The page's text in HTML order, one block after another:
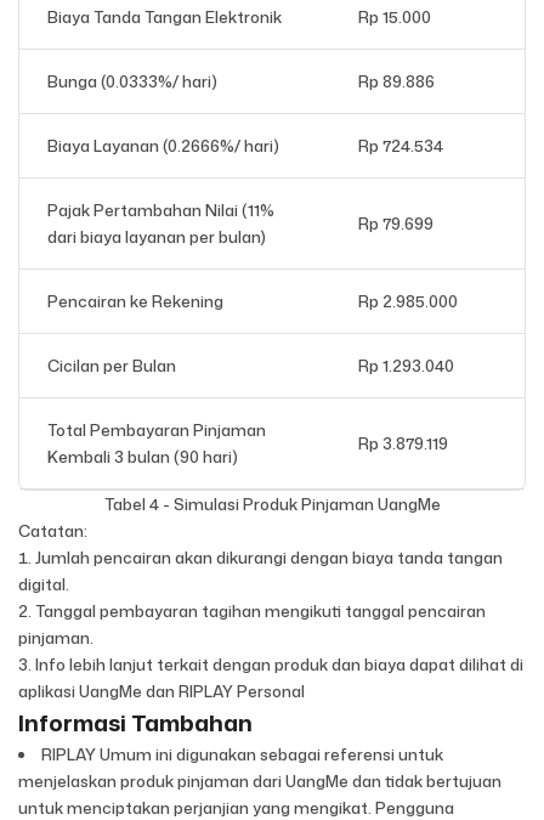
Biaya Tanda Tangan Elektronik Rp 15.000
Bunga (0.0333%/ hari) Rp 89.886
Biaya Layanan (0.2666%/ hari) Rp 724.534
Pajak Pertambahan Nilai (11%
dari biaya layanan per bulan)
Rp 79.699
Pencairan ke Rekening Rp 2.985.000
Cicilan per Bulan Rp 1.293.040
Total Pembayaran Pinjaman
Kembali 3 bulan (90 hari)
Rp 3.879.119
Tabel 4 - Simulasi Produk Pinjaman UangMe
Catatan:
Jumlah pencairan akan dikurangi dengan biaya tanda tangan
digital.
Tanggal pembayaran tagihan mengikuti tanggal pencairan
pinjaman.
Info lebih lanjut terkait dengan produk dan biaya dapat dilihat di
aplikasi UangMe dan RIPLAY Personal
Informasi Tambahan
RIPLAY Umum ini digunakan sebagai referensi untuk
menjelaskan produk pinjaman dari UangMe dan tidak bertujuan
untuk menciptakan perjanjian yang mengikat. Pengguna